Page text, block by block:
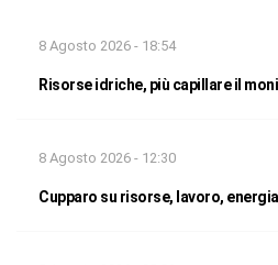
8 Agosto 2026 - 18:54
Risorse idriche, più capillare il
8 Agosto 2026 - 12:30
Cupparo su risorse, lavoro,